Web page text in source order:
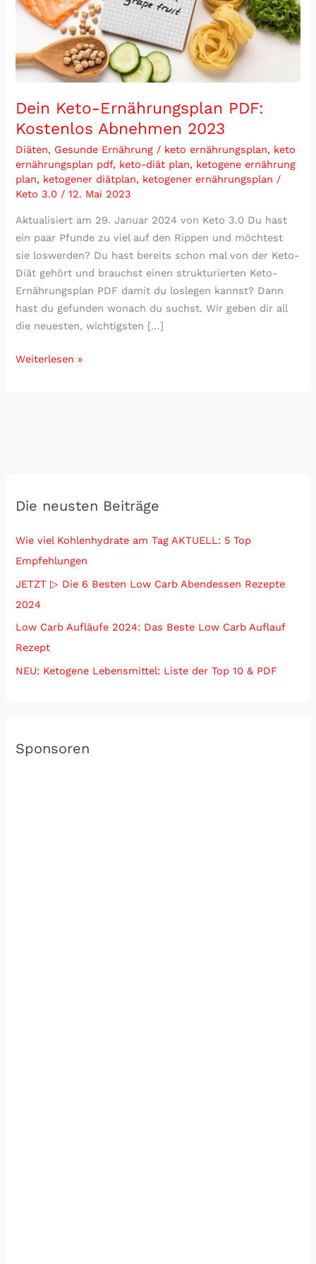
Dein Keto-Ernährungsplan PDF:
Kostenlos Abnehmen 2023
Diäten, Gesunde Ernährung / keto ernährungsplan, keto
ernährungsplan pdf, keto-diät plan, ketogene ernährung
plan, ketogener diätplan, ketogener ernährungsplan /
Keto 3.0 /12. Mai 2023
Aktualisiert am 29. Januar 2024 von Keto 3.0 Du hast
ein paar Pfunde zu viel auf den Rippen und möchtest
sie loswerden? Du hast bereits schon mal von der Keto-
Diät gehört und brauchst einen strukturierten Keto-
Ernährungsplan PDF damit du loslegen kannst? Dann
hast du gefunden wonach du suchst. Wir geben dir all
die neuesten, wichtigsten […]
2023
Weiterlesen »
Die neusten Beiträge
Wie viel Kohlenhydrate am Tag AKTUELL: 5 Top
Empfehlungen
JETZT ▷ Die 6 Besten Low Carb Abendessen Rezepte
2024
Low Carb Aufläufe 2024: Das Beste Low Carb Auflauf
Rezept
NEU: Ketogene Lebensmittel: Liste der Top 10 & PDF
Sponsoren